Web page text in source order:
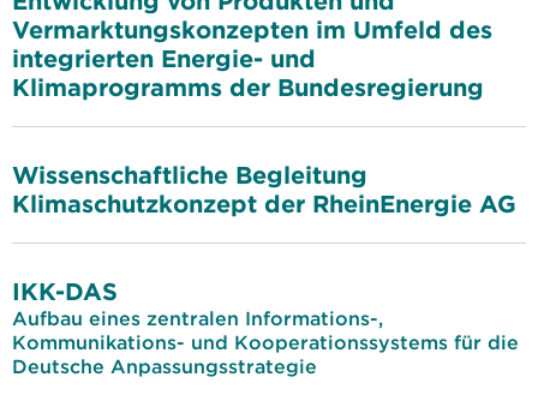
Vermarktungskonzepten im Umfeld des
integrierten Energie- und
Klimaprogramms der Bundesregierung
Wissenschaftliche Begleitung
Klimaschutzkonzept der RheinEnergie AG
IKK-DAS
Aufbau eines zentralen Informations-,
Kommunikations- und Kooperationssystems für die
Deutsche Anpassungsstrategie